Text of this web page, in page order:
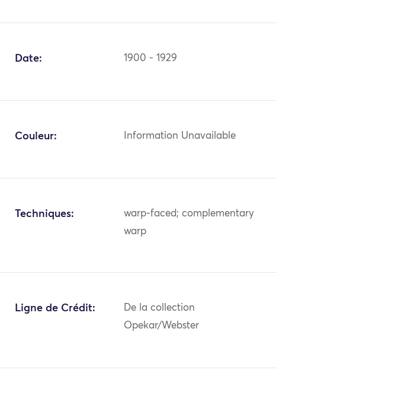
Date: 1900 - 1929
Couleur: Information Unavailable
Techniques:
warp-faced; complementary
warp
Ligne de Crédit:
De la collection
Opekar/Webster